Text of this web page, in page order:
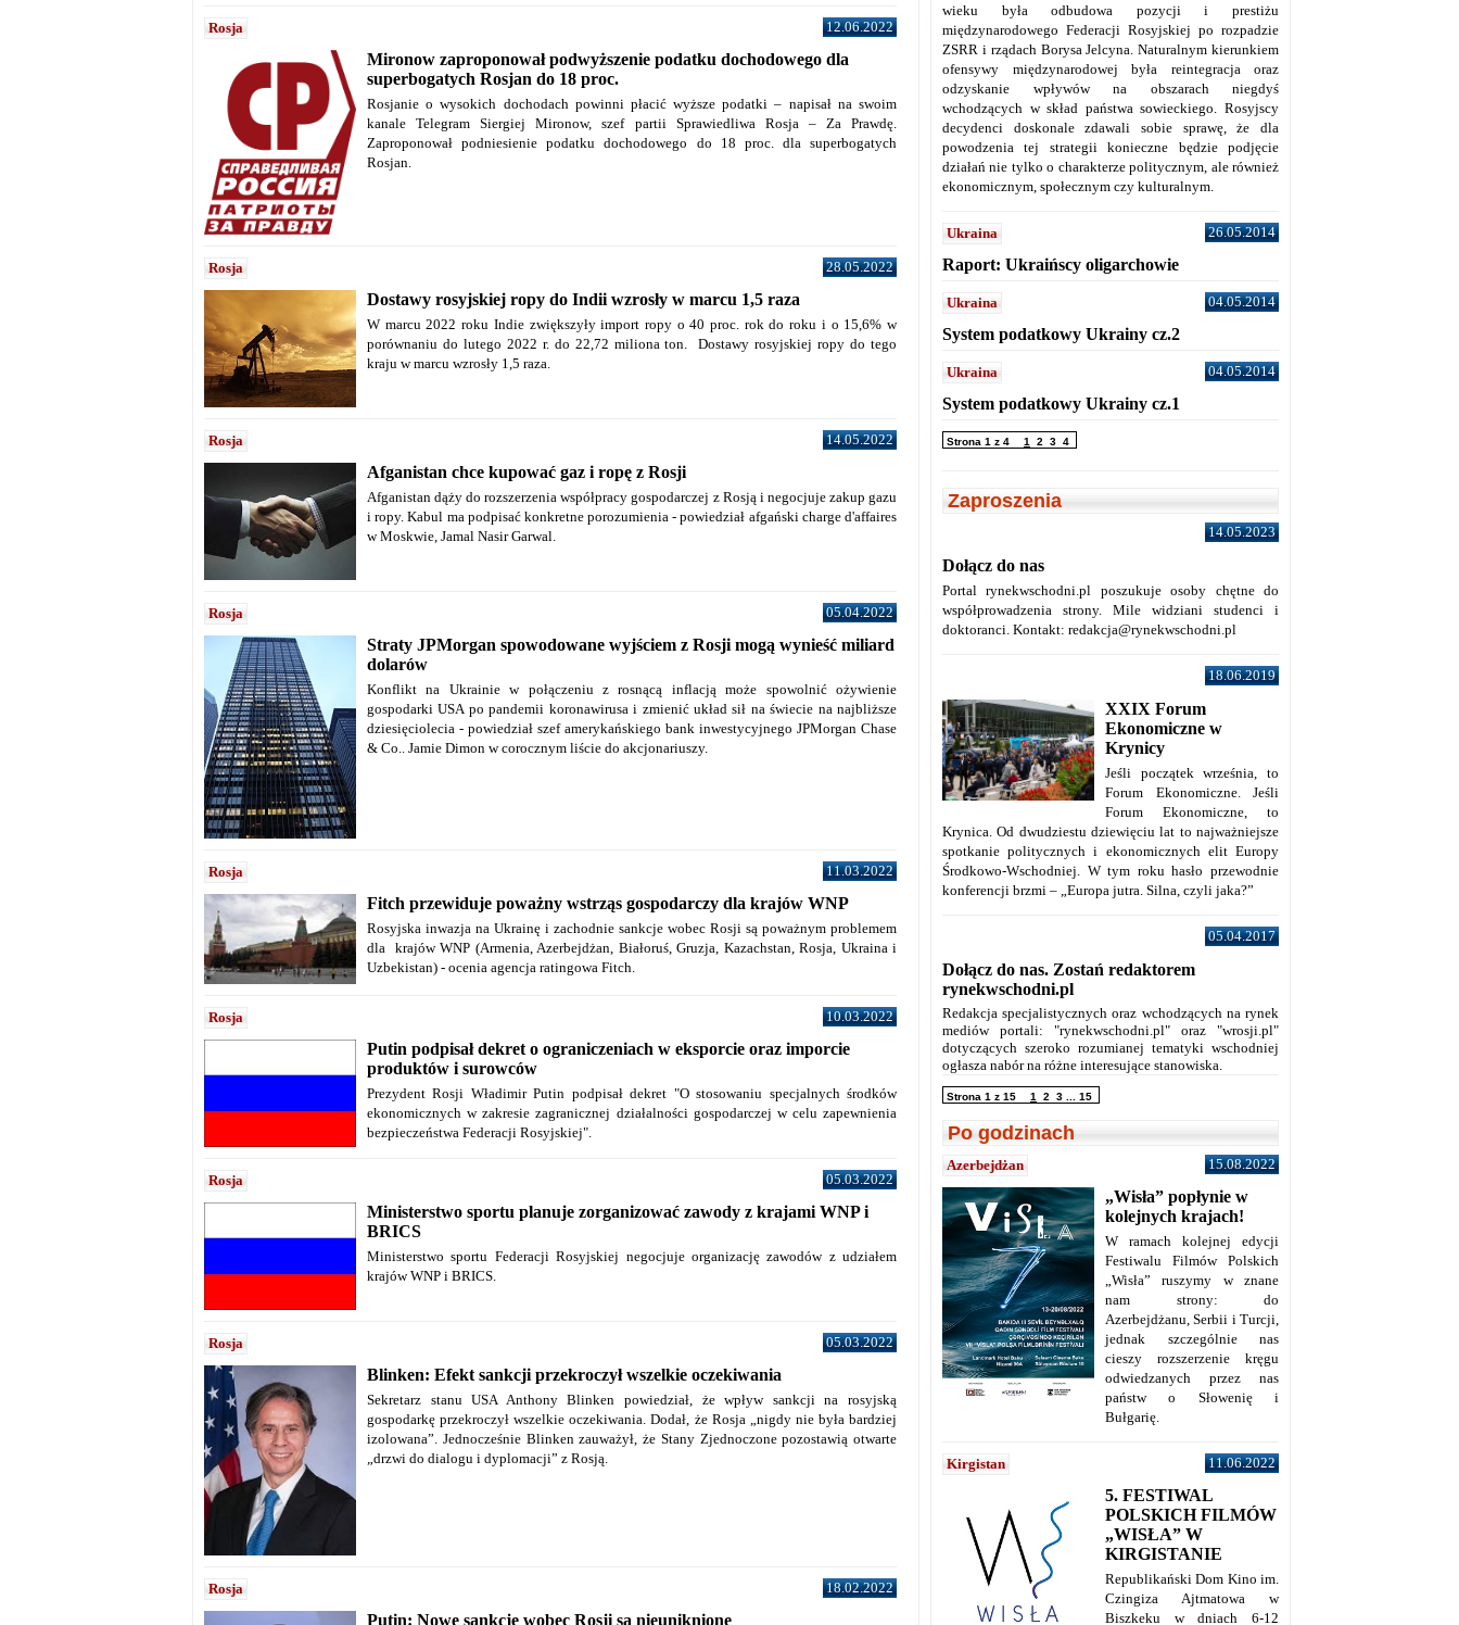
Rosja 12.06.2022
Mironow zaproponował podwyższenie podatku dochodowego dla
superbogatych Rosjan do 18 proc.
Rosjanie o wysokich dochodach powinni płacić wyższe podatki – napisał na swoim
kanale Telegram Siergiej Mironow, szef partii Sprawiedliwa Rosja – Za Prawdę.
Zaproponował podniesienie podatku dochodowego do 18 proc. dla superbogatych
Rosjan.
Rosja 28.05.2022
Dostawy rosyjskiej ropy do Indii wzrosły w marcu 1,5 raza
W marcu 2022 roku Indie zwiększyły import ropy o 40 proc. rok do roku i o 15,6% w
porównaniu do lutego 2022 r. do 22,72 miliona ton. Dostawy rosyjskiej ropy do tego
kraju w marcu wzrosły 1,5 raza.
Rosja 14.05.2022
Afganistan chce kupować gaz i ropę z Rosji
Afganistan dąży do rozszerzenia współpracy gospodarczej z Rosją i negocjuje zakup gazu
i ropy. Kabul ma podpisać konkretne porozumienia - powiedział afgański charge d'affaires
w Moskwie, Jamal Nasir Garwal.
Rosja 05.04.2022
Straty JPMorgan spowodowane wyjściem z Rosji mogą wynieść miliard
dolarów
Konflikt na Ukrainie w połączeniu z rosnącą inflacją może spowolnić ożywienie
gospodarki USA po pandemii koronawirusa i zmienić układ sił na świecie na najbliższe
dziesięciolecia - powiedział szef amerykańskiego bank inwestycyjnego JPMorgan Chase
& Co.. Jamie Dimon w corocznym liście do akcjonariuszy.
Rosja 11.03.2022
Fitch przewiduje poważny wstrząs gospodarczy dla krajów WNP
Rosyjska inwazja na Ukrainę i zachodnie sankcje wobec Rosji są poważnym problemem
dla krajów WNP (Armenia, Azerbejdżan, Białoruś, Gruzja, Kazachstan, Rosja, Ukraina i
Uzbekistan) - ocenia agencja ratingowa Fitch.
Rosja 10.03.2022
Putin podpisał dekret o ograniczeniach w eksporcie oraz imporcie
produktów i surowców
Prezydent Rosji Władimir Putin podpisał dekret "O stosowaniu specjalnych środków
ekonomicznych w zakresie zagranicznej działalności gospodarczej w celu zapewnienia
bezpieczeństwa Federacji Rosyjskiej".
Rosja 05.03.2022
Ministerstwo sportu planuje zorganizować zawody z krajami WNP i
BRICS
Ministerstwo sportu Federacji Rosyjskiej negocjuje organizację zawodów z udziałem
krajów WNP i BRICS.
Rosja 05.03.2022
Blinken: Efekt sankcji przekroczył wszelkie oczekiwania
Sekretarz stanu USA Anthony Blinken powiedział, że wpływ sankcji na rosyjską
gospodarkę przekroczył wszelkie oczekiwania. Dodał, że Rosja „nigdy nie była bardziej
izolowana”. Jednocześnie Blinken zauważył, że Stany Zjednoczone pozostawią otwarte
„drzwi do dialogu i dyplomacji” z Rosją.
Rosja 18.02.2022
Putin: Nowe sankcje wobec Rosji są nieuniknione
wieku była odbudowa pozycji i prestiżu
międzynarodowego Federacji Rosyjskiej po rozpadzie
ZSRR i rządach Borysa Jelcyna. Naturalnym kierunkiem
ofensywy międzynarodowej była reintegracja oraz
odzyskanie wpływów na obszarach niegdyś
wchodzących w skład państwa sowieckiego. Rosyjscy
decydenci doskonale zdawali sobie sprawę, że dla
powodzenia tej strategii konieczne będzie podjęcie
działań nie tylko o charakterze politycznym, ale również
ekonomicznym, społecznym czy kulturalnym.
Ukraina 26.05.2014
Raport: Ukraińscy oligarchowie
Ukraina 04.05.2014
System podatkowy Ukrainy cz.2
Ukraina 04.05.2014
System podatkowy Ukrainy cz.1
Strona 1 z 4 1 2 3 4
Zaproszenia
14.05.2023
Dołącz do nas
Portal rynekwschodni.pl poszukuje osoby chętne do
współprowadzenia strony. Mile widziani studenci i
doktoranci. Kontakt: redakcja@rynekwschodni.pl
18.06.2019
XXIX Forum
Ekonomiczne w
Krynicy
Jeśli początek września, to
Forum Ekonomiczne. Jeśli
Forum Ekonomiczne, to
Krynica. Od dwudziestu dziewięciu lat to najważniejsze
spotkanie politycznych i ekonomicznych elit Europy
Środkowo-Wschodniej. W tym roku hasło przewodnie
konferencji brzmi – „Europa jutra. Silna, czyli jaka?”
05.04.2017
Dołącz do nas. Zostań redaktorem
rynekwschodni.pl
Redakcja specjalistycznych oraz wchodzących na rynek
mediów portali: "rynekwschodni.pl" oraz "wrosji.pl"
dotyczących szeroko rozumianej tematyki wschodniej
ogłasza nabór na różne interesujące stanowiska.
Strona 1 z 15 1 2 3 15
Po godzinach
Azerbejdżan 15.08.2022
„Wisła” popłynie w
kolejnych krajach!
W ramach kolejnej edycji
Festiwalu Filmów Polskich
„Wisła” ruszymy w znane
nam strony: do
Azerbejdżanu, Serbii i Turcji,
jednak szczególnie nas
cieszy rozszerzenie kręgu
odwiedzanych przez nas
państw o Słowenię i
Bułgarię.
Kirgistan 11.06.2022
5. FESTIWAL
POLSKICH FILMÓW
„WISŁA” W
KIRGISTANIE
Republikański Dom Kino im.
Czingiza Ajtmatowa w
Biszkeku w dniach 6-12